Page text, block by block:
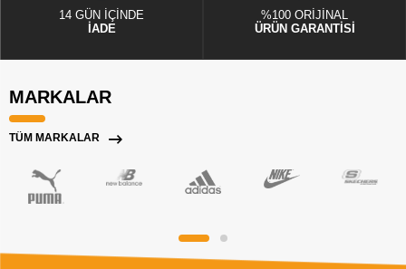
14 GÜN İÇİNDE
İADE
%100 ORİJİNAL
ÜRÜN GARANTİSİ
MARKALAR
TÜM MARKALAR